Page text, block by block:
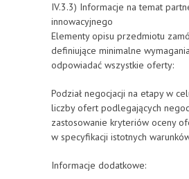
IV.3.3) Informacje na temat
innowacyjnego
Elementy opisu przedmiotu
definiujące minimalne
odpowiadać wszystkie oferty:
Podział negocjacji na etapy w
liczby ofert podlegających
zastosowanie kryteriów oceny
w specyfikacji istotnych
Informacje dodatkowe: